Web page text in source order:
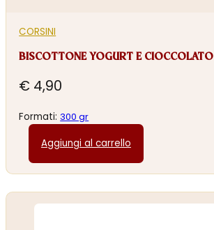
CORSINI
BISCOTTONE YOGURT E CIOCCOLATO
€ 4,90
Formati:300 gr
Aggiungi al carrello